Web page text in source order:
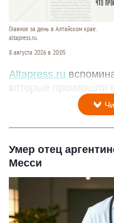
Главное за день в Алтайском крае.
altapress.ru.
8 августа 2026 в 20:05
Altapress.ru
которые произошли
Умер отец
Месси